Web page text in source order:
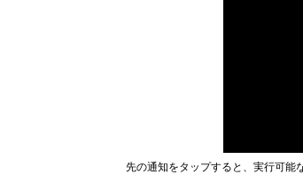
先の通知をタップすると、実行可能